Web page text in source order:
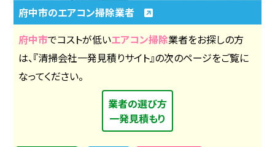
府中市のエアコン掃除業者
府中市でコストが低いエアコン掃除業者をお探しの方
は、『清掃会社一発見積りサイト』の次のページをご覧に
なってください。
業者の選び方
一発見積もり